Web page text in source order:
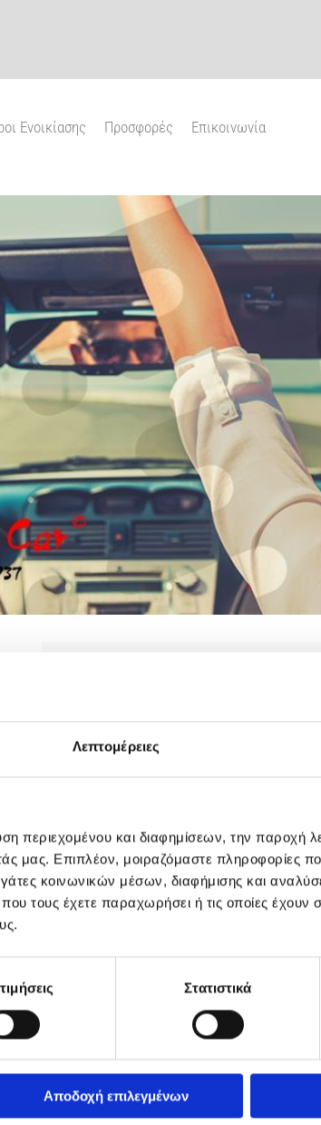
Λεπτομέρειες
περιεχομένου και διαφημίσεων, την παροχή
μας. Επιπλέον, μοιραζόμαστε πληροφορίες
κοινωνικών μέσων, διαφήμισης και
τους έχετε παραχωρήσει ή τις οποίες έχουν
Στατιστικά
Αποδοχή επιλεγμένων
Ενοικίασης Προσφορές Επικοινωνία
Συμπληρώστε την παρακάτω φόρμα και θα λάβετε
Ώρα παράδοσης*
Τύπος αυτοκινήτου*
Ονοματεπώνυμο*